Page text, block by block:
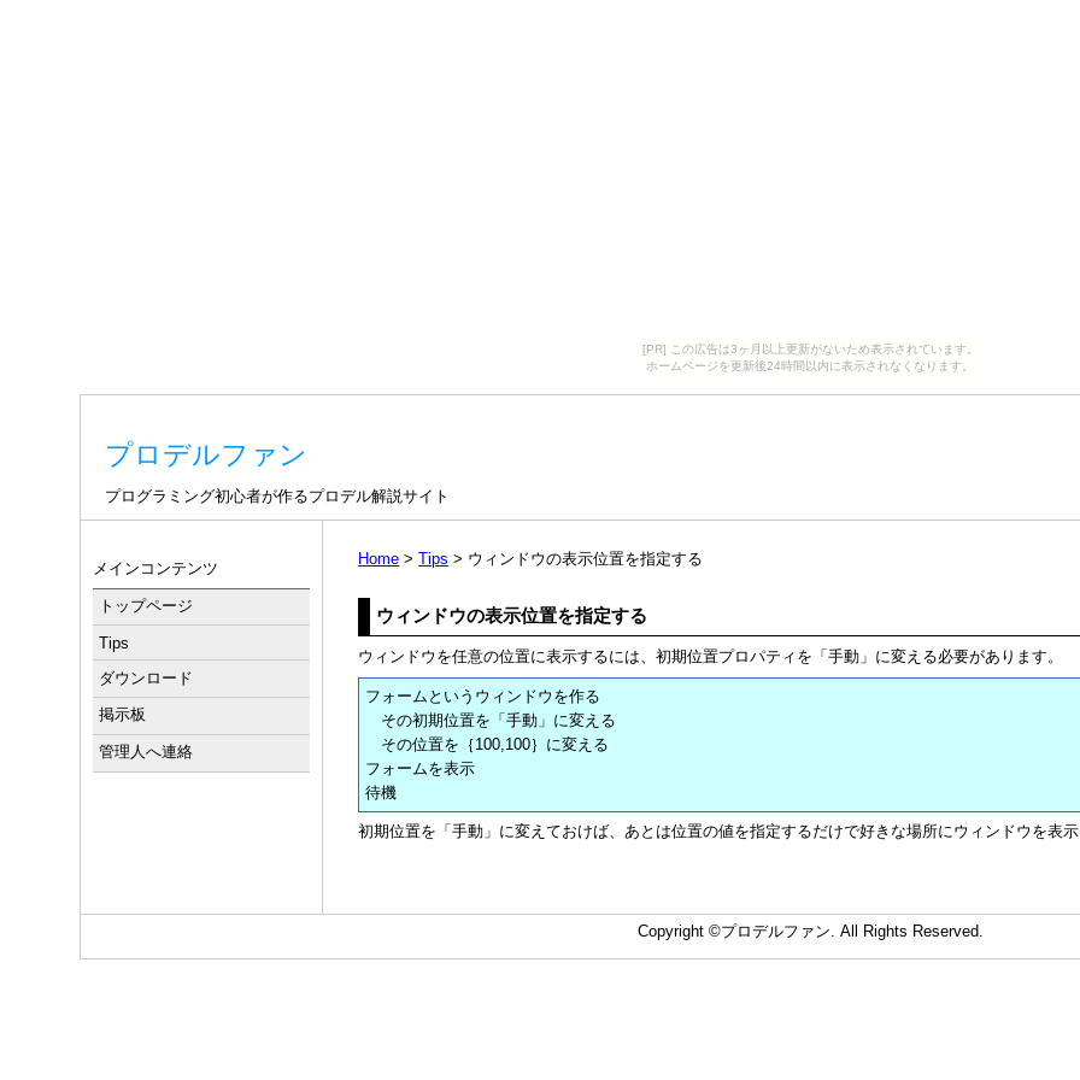
[PR] この広告は3ヶ月以上更新がないため表示されています。
ホームページを更新後24時間以内に表示されなくなります。
プロデルファン
プログラミング初心者が作るプロデル解説サイト
Home >Tips > ウィンドウの表示位置を指定する
ウィンドウの表示位置を指定する
ウィンドウを任意の位置に表示するには、初期位置プロパティを「手動」に変える必要があります。
フォームというウィンドウを作る
その初期位置を「手動」に変える
その位置を｛100,100｝に変える
フォームを表示
待機
初期位置を「手動」に変えておけば、あとは位置の値を指定するだけで好きな場所にウィンドウを表示
メインコンテンツ
トップページ
Tips
ダウンロード
掲示板
管理人へ連絡
Copyright ©プロデルファン. All Rights Reserved.